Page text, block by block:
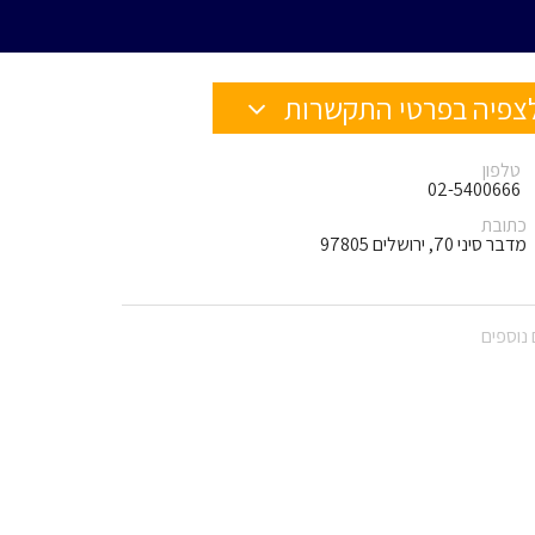
בפרטי התקשרות
טלפון
02-5400666
כתובת
מדבר סיני 70, ירושלים 97805